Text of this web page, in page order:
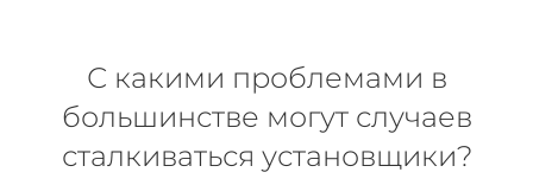
С какими проблемами в
большинстве могут случаев
сталкиваться установщики?